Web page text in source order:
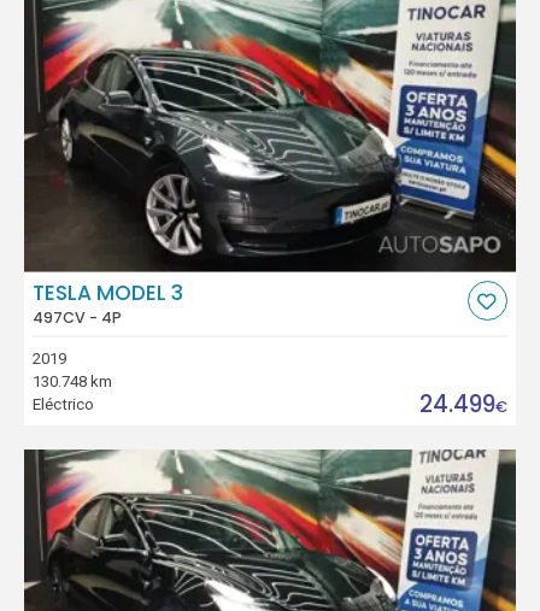
TESLA MODEL 3
497CV - 4P
2019
130.748 km
Eléctrico
24.499€